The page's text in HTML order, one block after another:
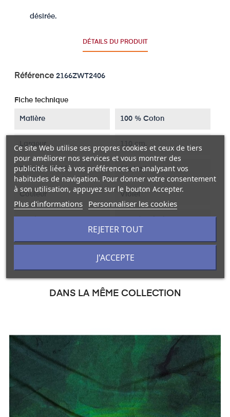
désirée.
DÉTAILS DU PRODUIT
Référence 2166ZWT2406
Fiche technique
Matière 100 % Coton
Largeur 110 cm.
Thème / Motif Abstrait
Couleur Violet
DANS LA MÊME COLLECTION
Ce site Web utilise ses propres cookies et ceux de tiers
pour améliorer nos services et vous montrer des
publicités liées à vos préférences en analysant vos
habitudes de navigation. Pour donner votre consentement
à son utilisation, appuyez sur le bouton Accepter.
Plus d'informations Personnaliser les cookies
REJETER TOUT
J'ACCEPTE